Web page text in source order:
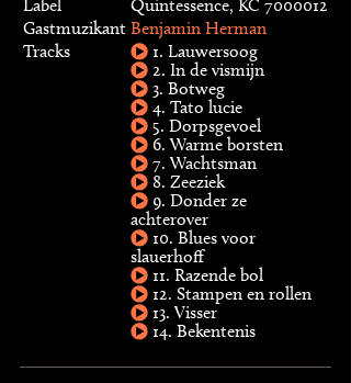
Label
Quintessence, KC 7000012
Gastmuzikant Benjamin Herman
Tracks
1. Lauwersoog
2. In de vismijn
3. Botweg
4. Tato lucie
5. Dorpsgevoel
6. Warme borsten
7. Wachtsman
8. Zeeziek
9. Donder ze
achterover
10. Blues voor
slauerhoff
11. Razende bol
12. Stampen en rollen
13. Visser
14. Bekentenis